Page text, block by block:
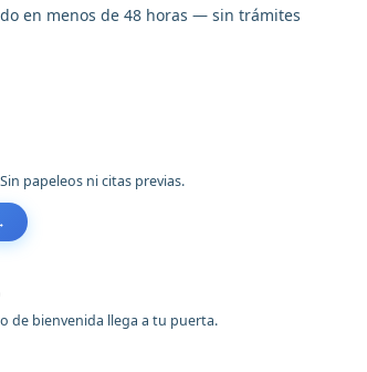
en menos de 48 horas — sin trámites
papeleos ni citas previas.
de bienvenida llega a tu puerta.